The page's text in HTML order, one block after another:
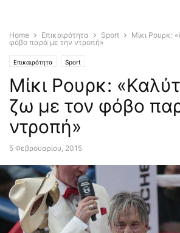
Home Επικαιρότητα Sport
Μίκι Ρουρκ:
φόβο παρά με την ντροπή»
Επικαιρότητα Sport
Μίκι Ρουρκ:
ζω με τον φόβο
ντροπή»
5 Φεβρουαρίου, 2015